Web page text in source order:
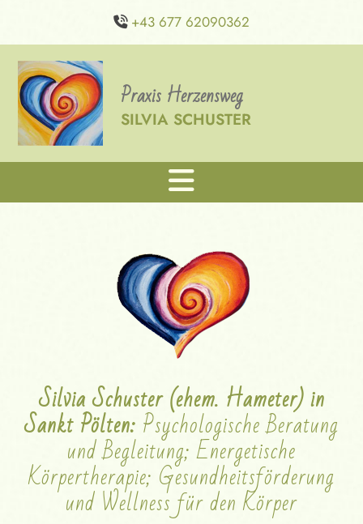
 +43 677 62090362
Praxis Herzensweg
SILVIA SCHUSTER
Silvia Schuster (ehem. Hameter) in
Sankt Pölten: Psychologische Beratung
und Begleitung; Energetische
Körpertherapie; Gesundheitsförderung
und Wellness für den Körper